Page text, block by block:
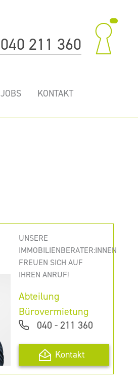
040 211 360
JOBS KONTAKT
UNSERE
IMMOBILIENBERATER:INNEN
FREUEN SICH AUF
IHREN ANRUF!
Abteilung
Bürovermietung
040 - 211 360
Kontakt